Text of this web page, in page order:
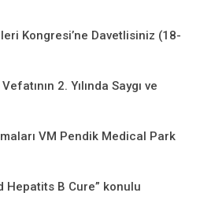
Kongresi’ne Davetlisiniz (18-
2. Yılında Saygı ve
VM Pendik Medical Park
Hepatits B Cure” konulu